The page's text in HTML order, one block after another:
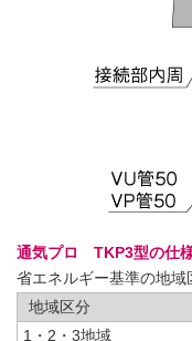
通気プロ TKP3型の仕
省エネルギー基準の地
地域区分
1・2・3地域